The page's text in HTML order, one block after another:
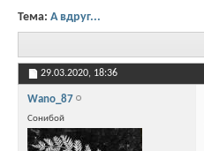
Тема: А вдруг...
29.03.2020, 18:36
Wano_87
Сонибой